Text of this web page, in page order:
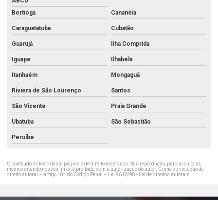
Bertioga
Cananéia
Caraguatatuba Cubatão
Guarujá Ilha Comprida
Iguape Ilhabela
Itanhaém Mongaguá
Riviera de São Lourenço Santos
São Vicente Praia Grande
Ubatuba São Sebastião
Peruíbe
O conteúdo do texto desta página é de direito reservado. Sua reprodução, parcial ou total,
mesmo citando nossos links, é proibida sem a autorização do autor. Crime de violação de
direito autoral – artigo 184 do Código Penal –
Lei 9610/98 - Lei de direitos autorais